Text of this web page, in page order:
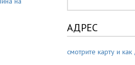
АДРЕС
смотрите карту и как